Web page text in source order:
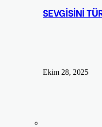
SEVGİSİNİ
Ekim 28, 2025